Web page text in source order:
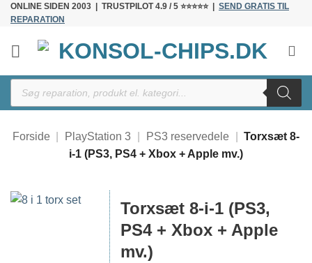
Fortsæt
indhold
ONLINE SIDEN 2003 | TRUSTPILOT 4.9 / 5 ⭐⭐⭐⭐⭐ | SEND GRATIS TIL
REPARATION
Products
search
Forside PlayStation 3 PS3 reservedele
Torxsæt 8-
i-1 (PS3, PS4 + Xbox + Apple mv.)
Torxsæt 8-i-1 (PS3,
PS4 + Xbox + Apple
mv.)